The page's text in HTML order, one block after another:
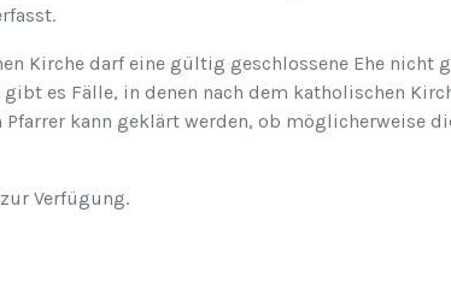
Kirche darf eine gültig geschlossene Ehe nicht
es Fälle, in denen nach dem katholischen
kann geklärt werden, ob möglicherweise
Verfügung.